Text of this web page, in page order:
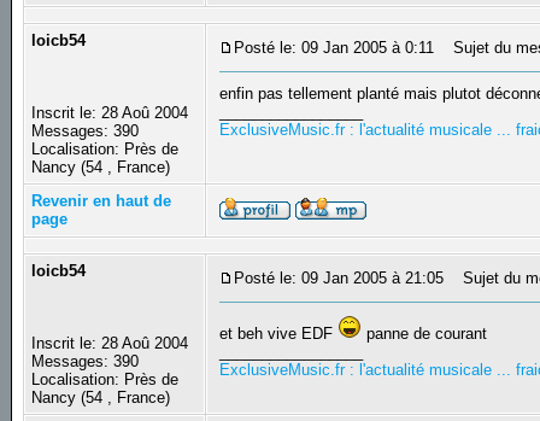
loicb54
Inscrit le: 28 Aoû 2004
Messages: 390
Localisation: Près de
Nancy (54 , France)
Posté le: 09 Jan 2005 à 0:11 Sujet du
enfin pas tellement planté mais plutot
ExclusiveMusic.fr : l'actualité musicale ...
Revenir en haut de
page
loicb54
Inscrit le: 28 Aoû 2004
Messages: 390
Localisation: Près de
Nancy (54 , France)
Posté le: 09 Jan 2005 à 21:05 Sujet du
et beh vive EDF
panne de courant
ExclusiveMusic.fr : l'actualité musicale ...